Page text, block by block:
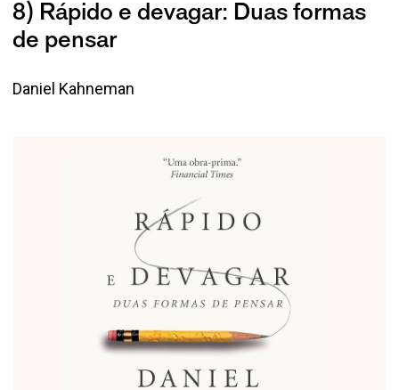
8) Rápido e devagar: Duas formas
de pensar
Daniel Kahneman